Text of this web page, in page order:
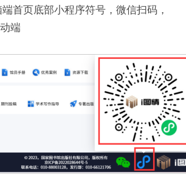
首页底部小程序符号，微信扫码，
端